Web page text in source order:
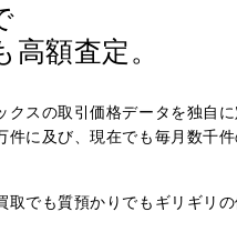
高額査定。
クスの取引価格データを独自に
件に及び、現在でも毎月数千
取でも質預かりでもギリギリの